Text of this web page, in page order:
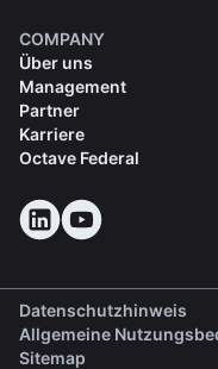
COMPANY
Über uns
Management
Partner
Karriere
Octave Federal
Datenschutzhinweis
Allgemeine
Sitemap